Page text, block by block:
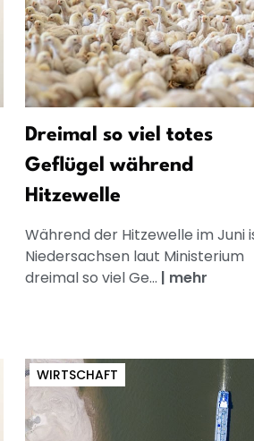
Dreimal so viel totes
Geflügel während
Hitzewelle
Während der Hitzewelle im Juni
Niedersachsen laut Ministerium
dreimal so viel Ge... | mehr
WIRTSCHAFT